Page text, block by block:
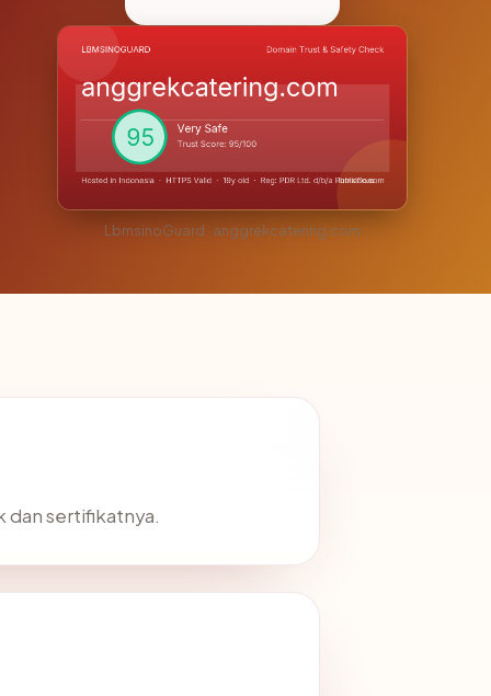
LbmsinoGuard · anggrekcatering.com
dan sertifikatnya.